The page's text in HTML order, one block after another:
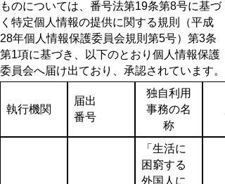
ものについては、番号法第19条第8号に基づ
く特定個人情報の提供に関する規則（平成
28年個人情報保護委員会規則第5号）第3条
第1項に基づき、以下のとおり個人情報保護
委員会へ届け出ており、承認されています。
執行機関
届出
番号
独自利用
事務の名
称
「生活に
困窮する
外国人に